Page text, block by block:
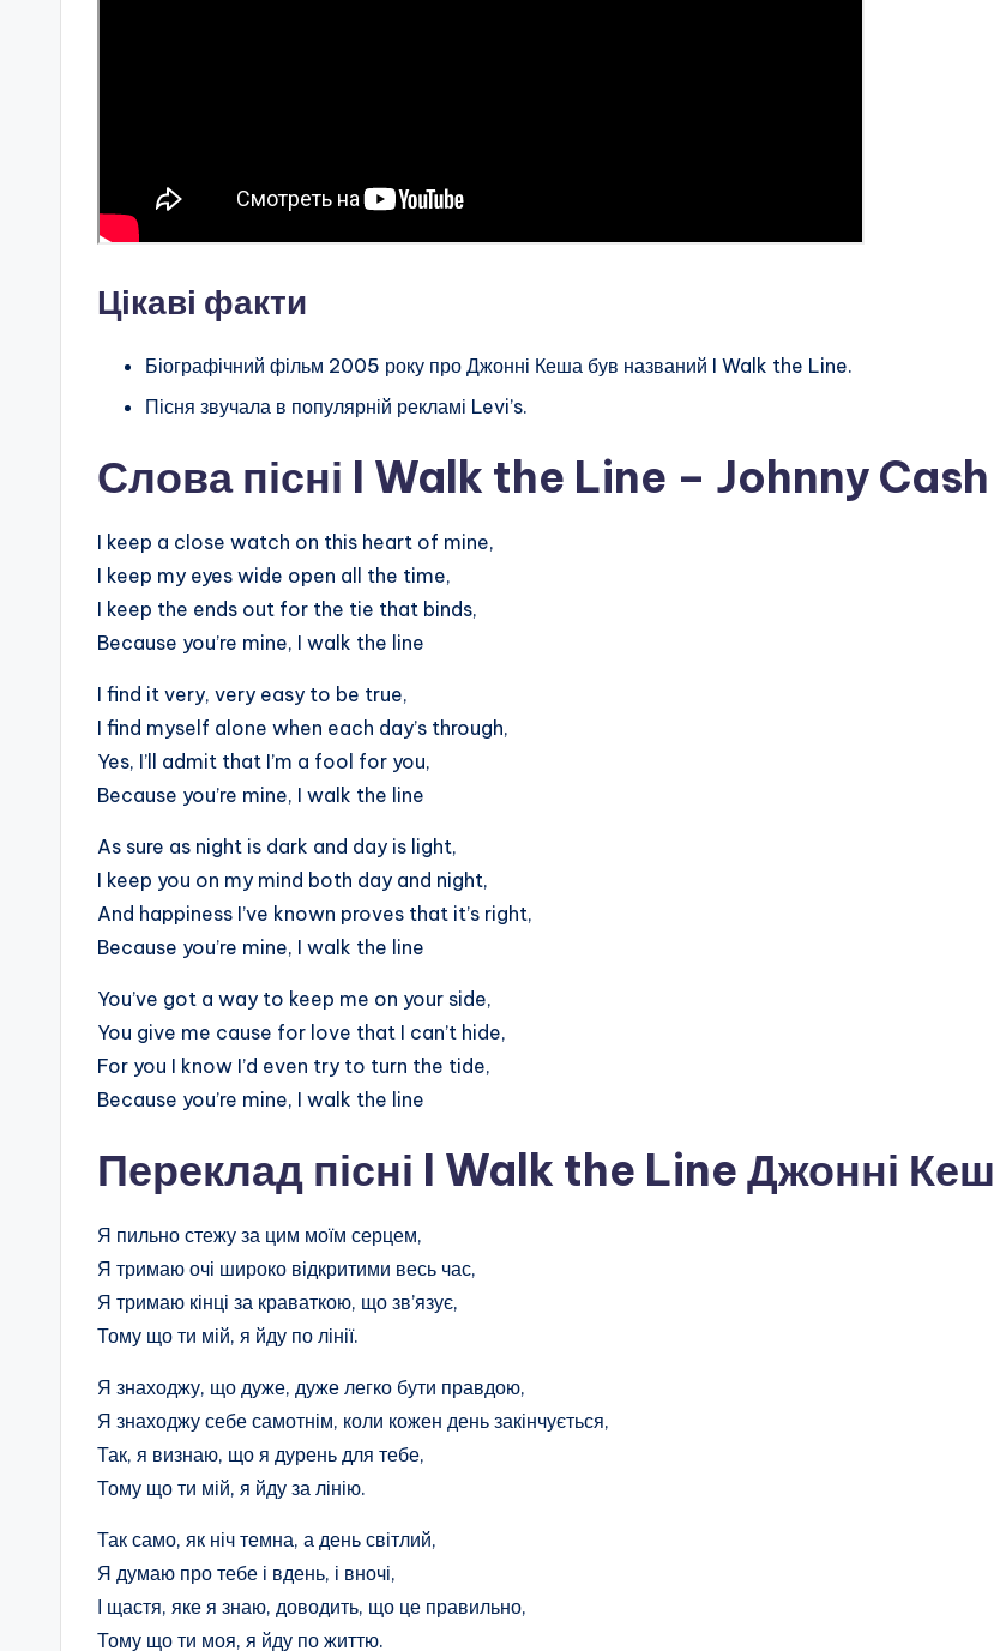
Цікаві факти
Біографічний фільм 2005 року про Джонні Кеша був названий I Walk the Line.
Пісня звучала в популярній рекламі Levi’s.
Слова пісні I Walk the Line – Johnny Cash
I keep a close watch on this heart of mine,
I keep my eyes wide open all the time,
I keep the ends out for the tie that binds,
Because you’re mine, I walk the line
I find it very, very easy to be true,
I find myself alone when each day’s through,
Yes, I’ll admit that I’m a fool for you,
Because you’re mine, I walk the line
As sure as night is dark and day is light,
I keep you on my mind both day and night,
And happiness I’ve known proves that it’s right,
Because you’re mine, I walk the line
You’ve got a way to keep me on your side,
You give me cause for love that I can’t hide,
For you I know I’d even try to turn the tide,
Because you’re mine, I walk the line
Переклад пісні I Walk the Line Джонні Кеш
Я пильно стежу за цим моїм серцем,
Я тримаю очі широко відкритими весь час,
Я тримаю кінці за краваткою, що зв’язує,
Тому що ти мій, я йду по лінії.
Я знаходжу, що дуже, дуже легко бути правдою,
Я знаходжу себе самотнім, коли кожен день закінчується,
Так, я визнаю, що я дурень для тебе,
Тому що ти мій, я йду за лінію.
Так само, як ніч темна, а день світлий,
Я думаю про тебе і вдень, і вночі,
І щастя, яке я знаю, доводить, що це правильно,
Тому що ти моя, я йду по життю.